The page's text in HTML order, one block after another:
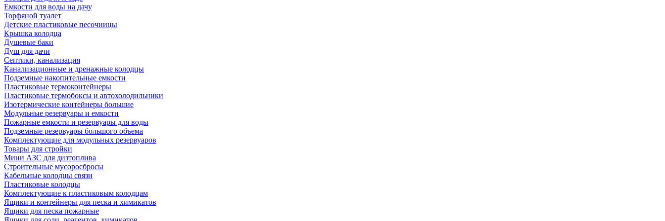
Емкости для воды на дачу
Торфяной туалет
Детские пластиковые песочницы
Крышка колодца
Душевые баки
Душ для дачи
Септики, канализация
Канализационные и дренажные колодцы
Подземные накопительные емкости
Пластиковые термоконтейнеры
Пластиковые термобоксы и автохолодильники
Изотермические контейнеры большие
Модульные резервуары и емкости
Пожарные емкости и резервуары для воды
Подземные резервуары большого объема
Комплектующие для модульных резервуаров
Товары для стройки
Мини АЗС для дизтоплива
Строительные мусоросбросы
Кабельные колодцы связи
Пластиковые колодцы
Комплектующие к пластиковым колодцам
Ящики и контейнеры для песка и химикатов
Ящики для песка пожарные